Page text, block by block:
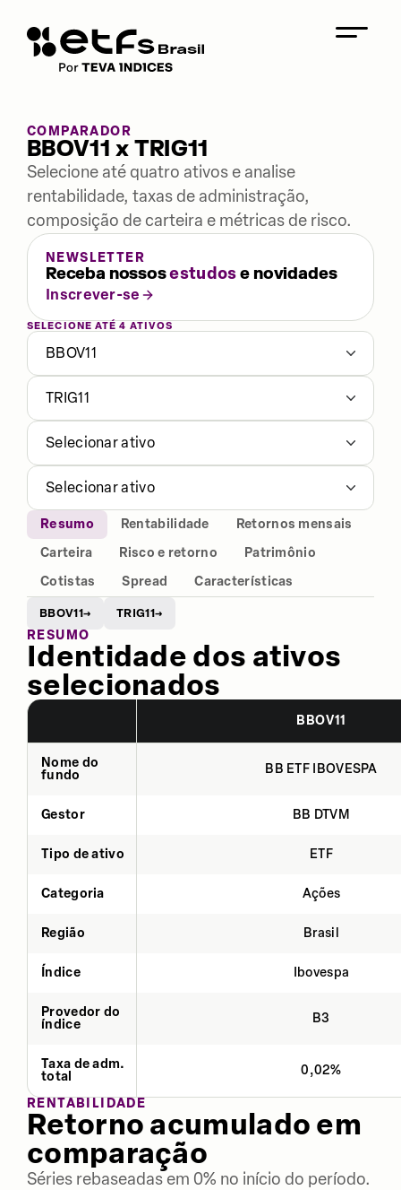
COMPARADOR
BBOV11 x TRIG11
Selecione até quatro ativos e analise
rentabilidade, taxas de administração,
composição de carteira e métricas de risco.
NEWSLETTER
Receba nossosestudose novidades
Inscrever-se
SELECIONE ATÉ 4 ATIVOS
BBOV11
TRIG11
Selecionar ativo
Selecionar ativo
Resumo Rentabilidade
Retornos mensais
Carteira
Risco e retorno
Patrimônio
Cotistas
Spread Características
BBOV11→ TRIG11→
RESUMO
Identidade dos ativos
selecionados
BBOV11
Nome do
fundo
BB ETF IBOVESPA
Gestor BB DTVM
Tipo de ativo ETF
Categoria Ações
Região Brasil
Índice Ibovespa
Provedor do
índice
B3
Taxa de adm.
total
0,02%
RENTABILIDADE
Retorno acumulado em
comparação
Séries rebaseadas em 0% no início do período.